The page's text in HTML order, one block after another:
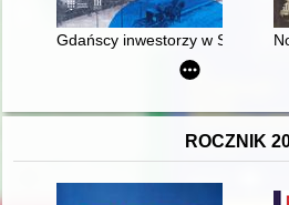
Gdańscy inwestorzy w Sopocie :
ROCZNIK